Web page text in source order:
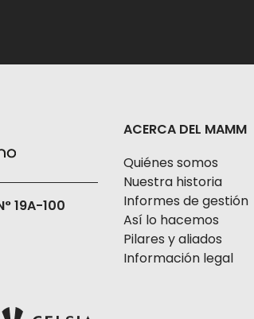
19A-100
ACERCA DEL MAMM
Quiénes somos
Nuestra historia
Informes de gestión
Así lo hacemos
Pilares y aliados
Información legal